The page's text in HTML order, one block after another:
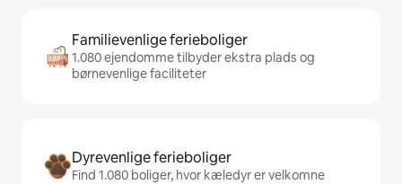
Familievenlige ferieboliger
1.080 ejendomme tilbyder ekstra plads og
børnevenlige faciliteter
Dyrevenlige ferieboliger
Find 1.080 boliger, hvor kæledyr er velkomne